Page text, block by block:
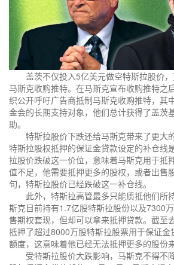
盖茨不仅投入5亿美元做空特斯拉股价，
马斯克收购推特。在马斯克宣布收购推特之
织公开呼吁广告商抵制马斯克收购推特，其
金会的长期支持对象，他们总计获得了盖茨
助。
特斯拉股价下跌还给马斯克带来了更大
特斯拉股权抵押的保证金贷款设定的补仓线
拉股价跌破这一价位，意味着马斯克用于抵
值不足，他需要抵押更多的股权，或者出售
旬，特斯拉股价已经跌破这一补仓线。
此外，特斯拉高管最多只能质抵他们所
斯克目前持有1.7亿股特斯拉股份以及7300
售期权套现，但却可以拿来抵押贷款。截至
抵押了超过8000万股特斯拉股票用于保证金
额度，这意味着他已经无法抵押更多的股份
受特斯拉股价大跌影响，马斯克不得不